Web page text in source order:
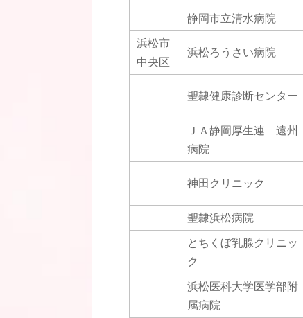
静岡市立清水病院
浜松市
中央区
浜松ろうさい病院
聖隷健康診断センター
ＪＡ静岡厚生連 遠州
病院
神田クリニック
聖隷浜松病院
とちくぼ乳腺クリニッ
ク
浜松医科大学医学部附
属病院